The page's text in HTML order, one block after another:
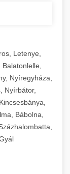
Letenye,
Nyíregyháza,
Nyírbátor,
Bábolna,